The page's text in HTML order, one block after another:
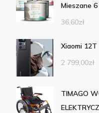
Mieszane
36,60zł
Xiaomi 12T
2 799,00zł
TIMAGO